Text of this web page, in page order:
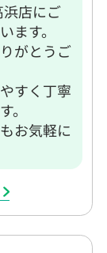
店にご
ます。
がとうご
すく丁寧
。
お気軽に